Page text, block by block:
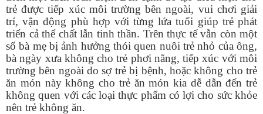
trẻ được tiếp xúc môi trường bên ngoài, vui chơi giải
trí, vận động phù hợp với từng lứa tuổi giúp trẻ phát
triển cả thể chất lẫn tinh thần. Trên thực tế vẫn còn một
số bà mẹ bị ảnh hưởng thói quen nuôi trẻ nhỏ của ông,
bà ngày xưa không cho trẻ phơi nắng, tiếp xúc với môi
trường bên ngoài do sợ trẻ bị bệnh, hoặc không cho trẻ
ăn món này không cho trẻ ăn món kia dễ dẫn đến trẻ
không quen với các loại thực phẩm có lợi cho sức khỏe
nên trẻ không ăn.